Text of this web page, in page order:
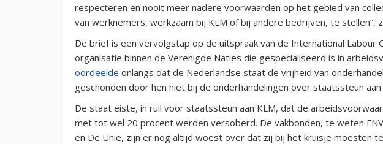
respecteren en nooit meer nadere voorwaarden op het gebied van
van werknemers, werkzaam bij KLM of bij andere bedrijven, te stellen”,
De brief is een vervolgstap op de uitspraak van de International Labour
organisatie binnen de Verenigde Naties die gespecialiseerd is in
oordeelde onlangs dat de Nederlandse staat de vrijheid van
geschonden door hen niet bij de onderhandelingen over staatssteun
De staat eiste, in ruil voor staatssteun aan KLM, dat de
met tot wel 20 procent werden versoberd. De vakbonden, te weten FNV,
en De Unie, zijn er nog altijd woest over dat zij bij het kruisje moesten